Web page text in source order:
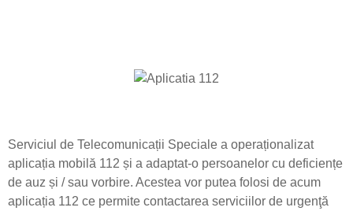
Serviciul de Telecomunicații Speciale a operaționalizat
aplicația mobilă 112 și a adaptat-o persoanelor cu deficiențe
de auz și / sau vorbire. Acestea vor putea folosi de acum
aplicația 112 ce permite contactarea serviciilor de urgenţă